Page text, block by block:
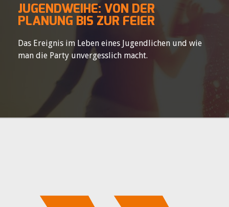
JUGENDWEIHE: VON DER
PLANUNG BIS ZUR FEIER
Das Ereignis im Leben eines Jugendlichen und wie
man die Party unvergesslich macht.